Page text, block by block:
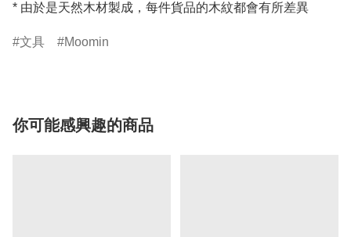
* 由於是天然木材製成，每件貨品的木紋都會有所差異
文具 Moomin
你可能感興趣的商品